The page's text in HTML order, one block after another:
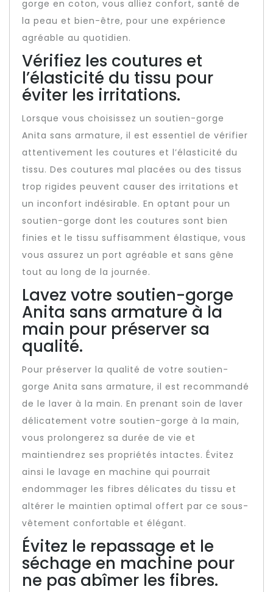
gorge en coton, vous alliez confort, santé de
la peau et bien-être, pour une expérience
agréable au quotidien.
Vérifiez les coutures et
l’élasticité du tissu pour
éviter les irritations.
Lorsque vous choisissez un soutien-gorge
Anita sans armature, il est essentiel de vérifier
attentivement les coutures et l’élasticité du
tissu. Des coutures mal placées ou des tissus
trop rigides peuvent causer des irritations et
un inconfort indésirable. En optant pour un
soutien-gorge dont les coutures sont bien
finies et le tissu suffisamment élastique, vous
vous assurez un port agréable et sans gêne
tout au long de la journée.
Lavez votre soutien-gorge
Anita sans armature à la
main pour préserver sa
qualité.
Pour préserver la qualité de votre soutien-
gorge Anita sans armature, il est recommandé
de le laver à la main. En prenant soin de laver
délicatement votre soutien-gorge à la main,
vous prolongerez sa durée de vie et
maintiendrez ses propriétés intactes. Évitez
ainsi le lavage en machine qui pourrait
endommager les fibres délicates du tissu et
altérer le maintien optimal offert par ce sous-
vêtement confortable et élégant.
Évitez le repassage et le
séchage en machine pour
ne pas abîmer les fibres.